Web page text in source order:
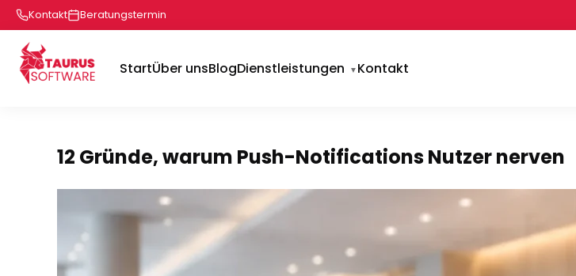
Kontakt Beratungstermin
StartÜber unsBlogDienstleistungen Kontakt
12 Gründe, warum Push-Notifications Nutzer nerven